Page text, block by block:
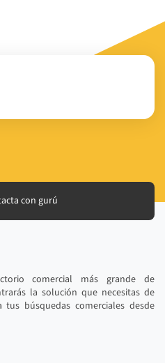
con gurú
comercial más grande de
la solución que necesitas de
búsquedas comerciales desde